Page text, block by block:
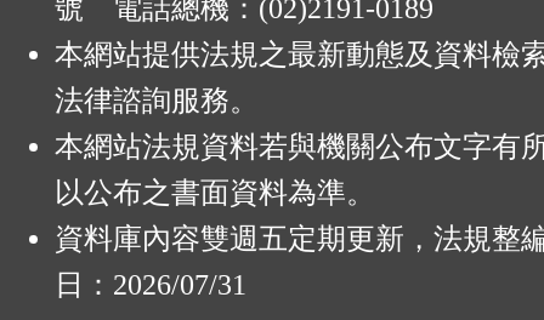
號 電話總機：(02)2191-0189
本網站提供法規之最新動態及資料檢
法律諮詢服務。
本網站法規資料若與機關公布文字有
以公布之書面資料為準。
資料庫內容雙週五定期更新，法規整
日：2026/07/31